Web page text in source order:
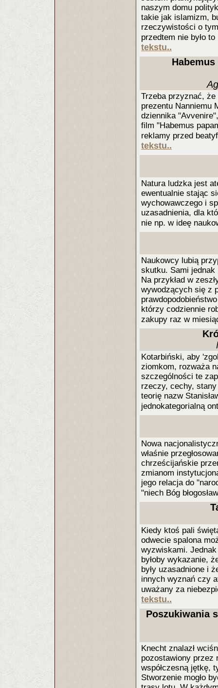
naszym domu
takie jak islamizm,
rzeczywistości o
przedtem nie było
tekstu..
Trzeba przyznać,
prezentu Nanniemu
dziennika
film "Habemus
reklamy przed
tekstu..
Natura ludzka jest
ewentualnie stając
wychowawczego i
uzasadnienia, dla
nie np. w ideę
Naukowcy lubią
skutku. Sami jednak
Na przykład w
wywodzących się z
którzy codziennie
zakupy raz w
Kotarbiński, aby
ziomkom, rozważa
szczególności te
rzeczy, cechy,
teorię nazw
jednokategorialną
Nowa
właśnie
chrześcijańskie
zmianom
jego relacja do
"niech Bóg
Kiedy ktoś pali
odwecie spalona
wyzwiskami.
byłoby wykazanie,
były uzasadnione i
innych wyznań czy
uważany za
tekstu..
Poszukiwania
Knecht znalazł
pozostawiony przez
współczesną jętkę,
Stworzenie mogło